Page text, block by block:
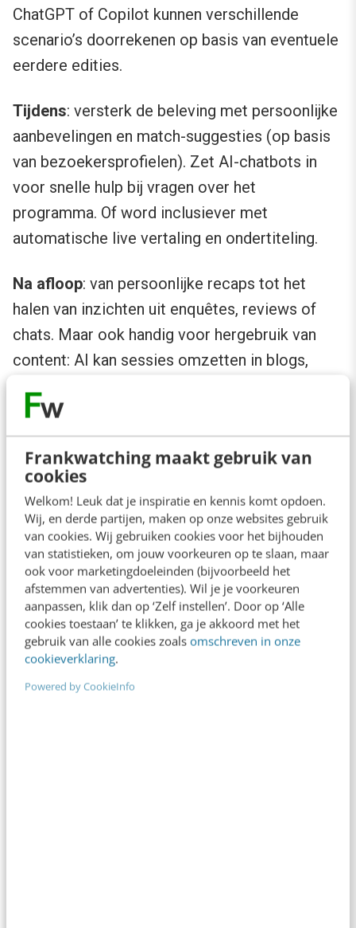
Frankwatching maakt gebruik van
cookies
Welkom! Leuk dat je inspiratie en kennis komt opdoen.
Wij, en derde partijen, maken op onze websites gebruik
van cookies. Wij gebruiken cookies voor het bijhouden
van statistieken, om jouw voorkeuren op te slaan, maar
ook voor marketingdoeleinden (bijvoorbeeld het
afstemmen van advertenties). Wil je je voorkeuren
aanpassen, klik dan op ‘Zelf instellen’. Door op ‘Alle
cookies toestaan’ te klikken, ga je akkoord met het
gebruik van alle cookies zoals omschreven in onze
cookieverklaring.
Powered by CookieInfo
ChatGPT of Copilot kunnen verschillende
scenario’s doorrekenen op basis van eventuele
eerdere edities.
Tijdens: versterk de beleving met persoonlijke
aanbevelingen en match-suggesties (op basis
van bezoekersprofielen). Zet AI-chatbots in
voor snelle hulp bij vragen over het
programma. Of word inclusiever met
automatische live vertaling en ondertiteling.
Na afloop: van persoonlijke recaps tot het
halen van inzichten uit enquêtes, reviews of
chats. Maar ook handig voor hergebruik van
content: AI kan sessies omzetten in blogs,
Fotograaf: MichielTon.com
AI werkt overigens het beste in combinatie